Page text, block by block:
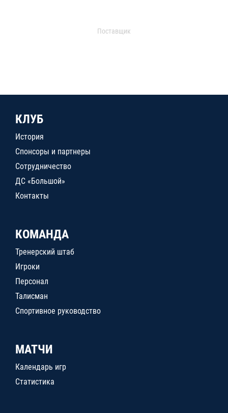
Поставщик
КЛУБ
История
Спонсоры и партнеры
Сотрудничество
ДС «Большой»
Контакты
КОМАНДА
Тренерский штаб
Игроки
Персонал
Талисман
Спортивное руководство
МАТЧИ
Календарь игр
Статистика